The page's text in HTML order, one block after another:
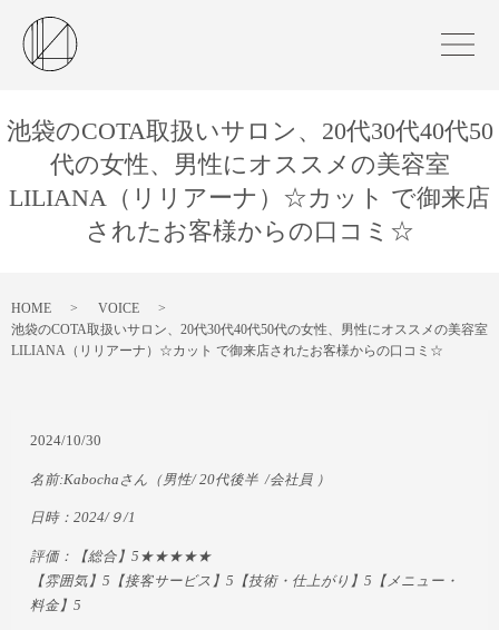
池袋のCOTA取扱いサロン、20代30代40代50
代の女性、男性にオススメの美容室
LILIANA（リリアーナ）☆カット で御来店
されたお客様からの口コミ☆
HOME
VOICE
池袋のCOTA取扱いサロン、20代30代40代50代の女性、男性にオススメの美容室
LILIANA（リリアーナ）☆カット で御来店されたお客様からの口コミ☆
2024/10/30
名前:Kabocha さん （男性/20代後半 /会社員 ）
日時：2024/９/1
評価：【総合】5★★★★★
【雰囲気】5【接客サービス】5【技術・仕上がり】5【メニュー・
料金】5